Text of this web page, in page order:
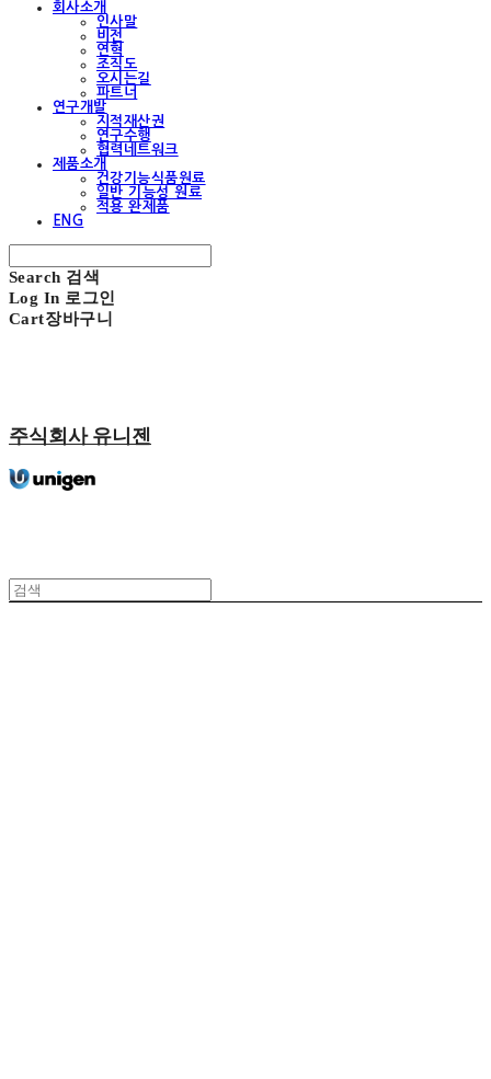
회사소개
인사말
비전
연혁
조직도
오시는길
파트너
연구개발
지적재산권
연구수행
협력네트워크
제품소개
건강기능식품원료
일반 기능성 원료
적용 완제품
ENG
Search 검색
Log In 로그인
Cart장바구니
주식회사 유니젠